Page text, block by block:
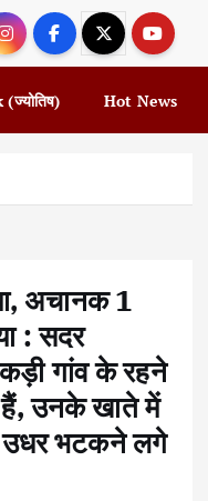
Hot News
अचानक 1
: सदर
गांव के रहने
हैं, उनके खाते में
उधर भटकने लगे